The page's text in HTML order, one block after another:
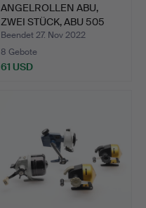
ANGELROLLEN ABU,
ZWEI STÜCK, ABU 505
ODER …
Beendet 27. Nov 2022
8 Gebote
61 USD